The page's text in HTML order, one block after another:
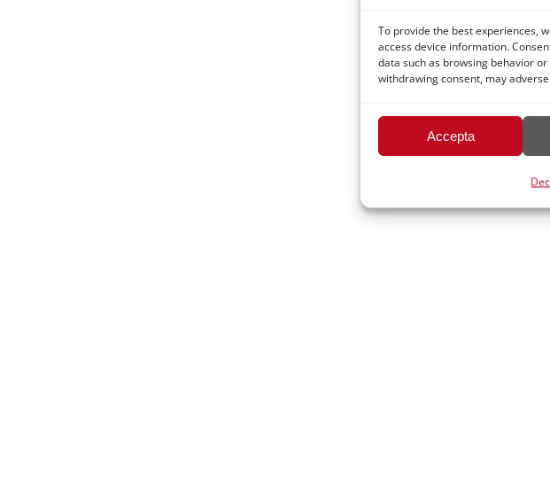
To provide the best experiences,
access device information.
data such as browsing behavior
withdrawing consent, may
Accepta